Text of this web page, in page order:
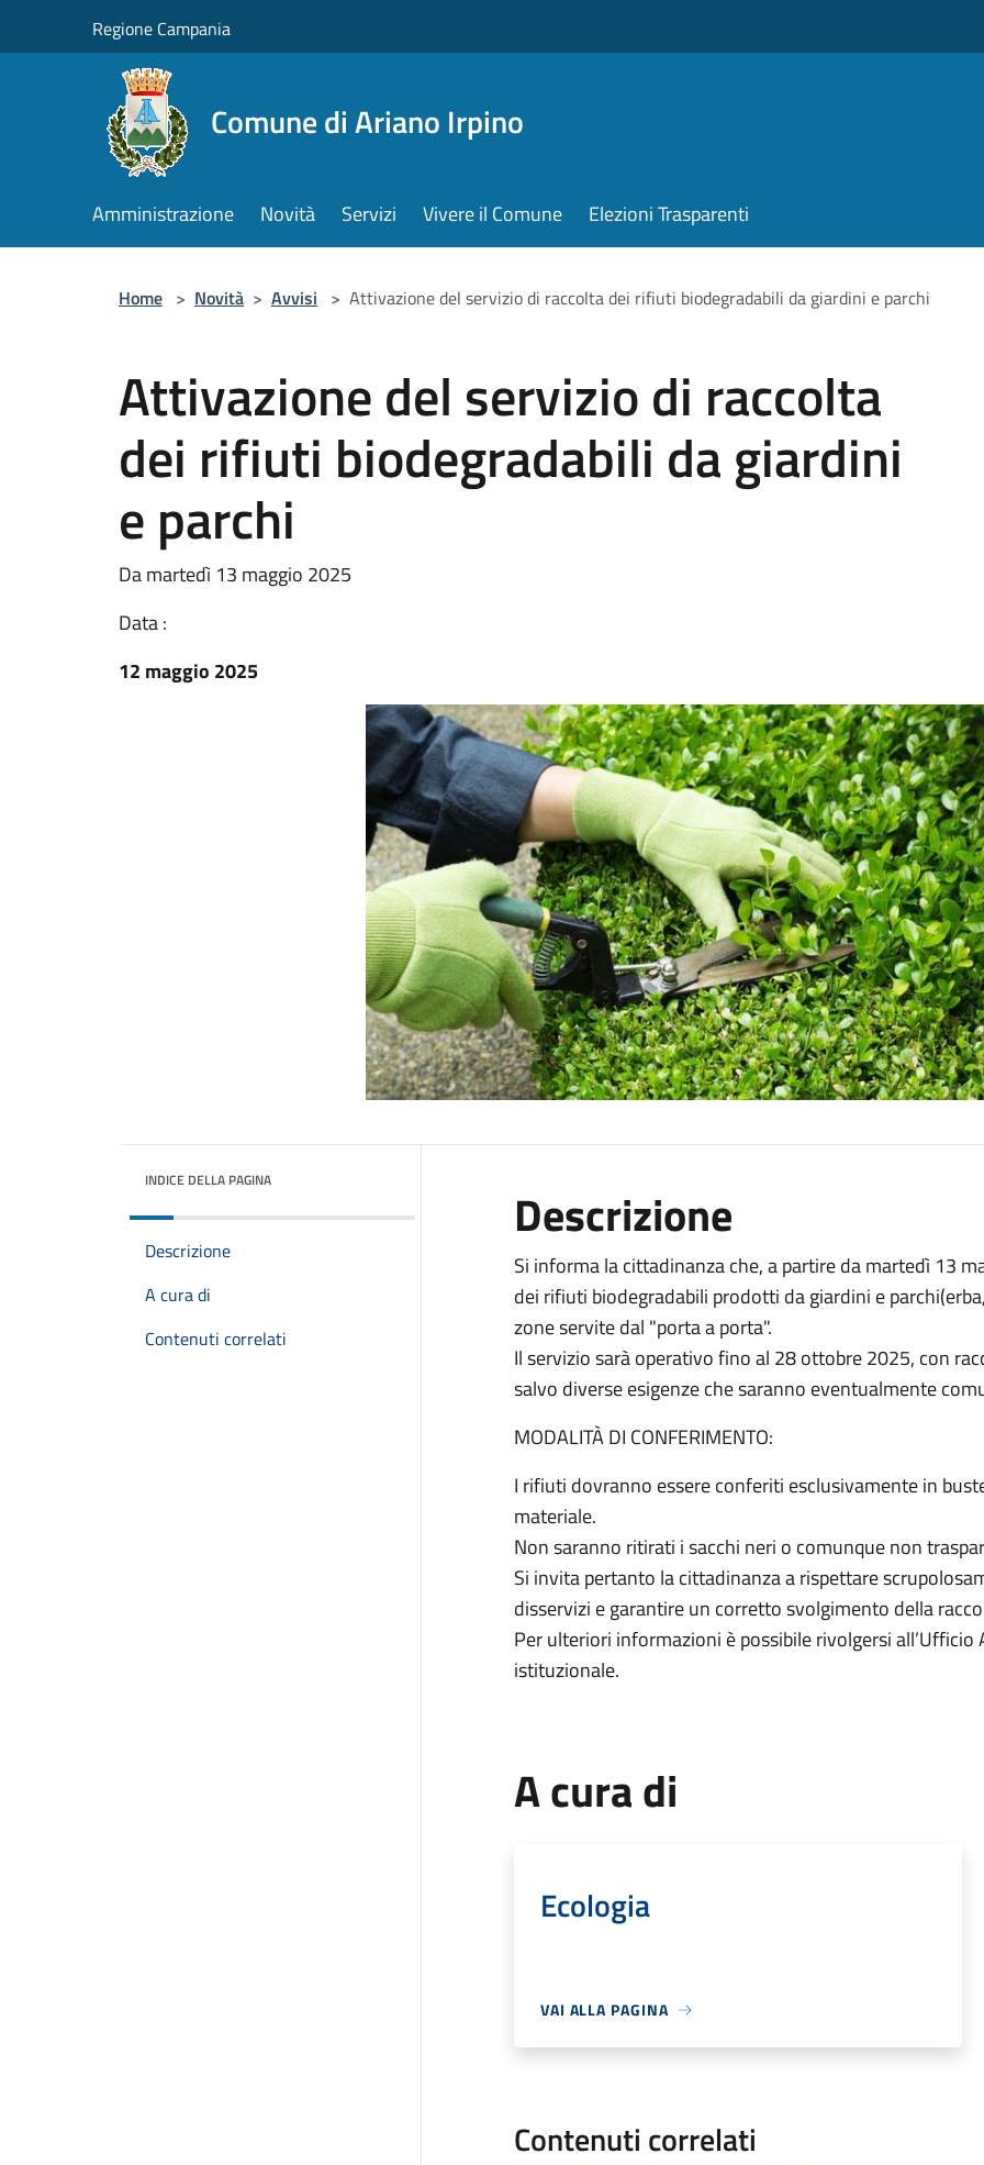
Regione Campania
Comune di Ariano Irpino
Amministrazione Novità Servizi Vivere il Comune Elezioni Trasparenti
Home > Novità > Avvisi > Attivazione del servizio di raccolta dei rifiuti biodegradabili da giardini e parchi
Attivazione del servizio di raccolta
dei rifiuti biodegradabili da giardini
e parchi
Da martedì 13 maggio 2025
Data :
12 maggio 2025
INDICE DELLA PAGINA
Descrizione
A cura di
Contenuti correlati
Descrizione
Si informa la cittadinanza che, a partire da martedì 13
dei rifiuti biodegradabili prodotti da giardini e
zone servite dal "porta a porta".
Il servizio sarà operativo fino al 28 ottobre 2025, con
salvo diverse esigenze che saranno eventualmente
MODALITÀ DI CONFERIMENTO:
I rifiuti dovranno essere conferiti esclusivamente in
materiale.
Non saranno ritirati i sacchi neri o comunque non
Si invita pertanto la cittadinanza a rispettare
disservizi e garantire un corretto svolgimento della
Per ulteriori informazioni è possibile rivolgersi
istituzionale.
A cura di
Ecologia
VAI ALLA PAGINA
Contenuti correlati